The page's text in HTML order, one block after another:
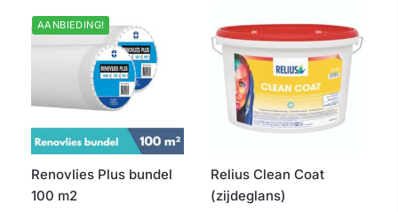
AANBIEDING!
Renovlies Plus bundel
100 m2
Relius Clean Coat
(zijdeglans)